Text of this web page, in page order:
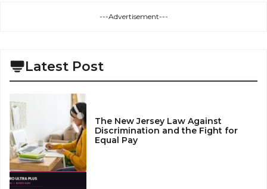
---Advertisement---
Latest Post
The New Jersey Law Against
Discrimination and the Fight for
Equal Pay